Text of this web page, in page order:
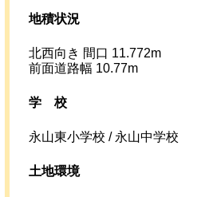
地積状況
北西向き 間口 11.772m
前面道路幅 10.77m
学校
永山東小学校 / 永山中学校
土地環境